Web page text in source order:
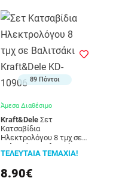
89 Πόντοι
Άμεσα Διαθέσιμο
Kraft&Dele
Κατσαβίδια
Ηλεκτρολόγου 8 τμχ σε
Βαλιτσάκι Kraft&Dele KD-
10906
ΤΕΛΕΥΤΑΙΑ ΤΕΜΑΧΙΑ!
8.90€